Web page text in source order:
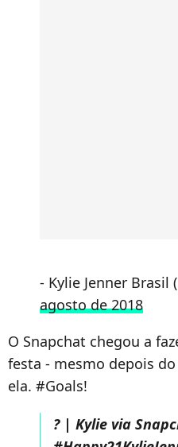
- Kylie Jenner Brasil
agosto de 2018
O Snapchat chegou a
festa - mesmo depois
ela. #Goals!
? | Kylie via